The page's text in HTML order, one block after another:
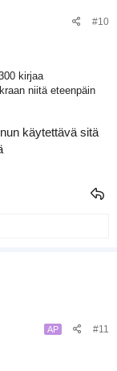
#10
kirjaa
niitä eteenpäin
käytettävä sitä
AP #11